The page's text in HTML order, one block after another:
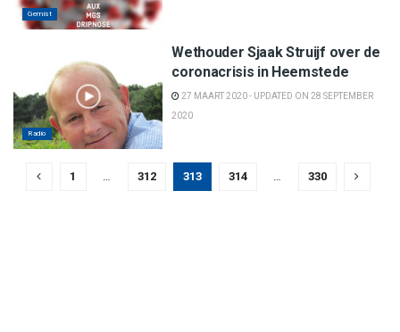
Gemist
Radio
Wethouder Sjaak Struijf over de
coronacrisis in Heemstede
27 MAART 2020 - UPDATED ON 28 SEPTEMBER
2020
1 … 312 313 314 … 330